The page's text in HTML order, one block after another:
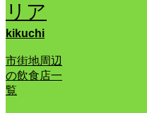
リア
kikuchi
市街地周辺
の飲食店一
覧